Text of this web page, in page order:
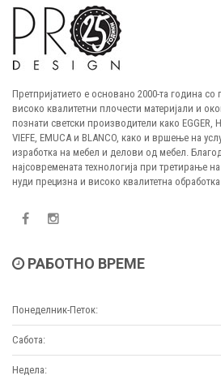
Претпријатието е основано 2000-та година со
високо квалитетни плочести материјали и
познати светски производители како EGGER,
VIEFE, EMUCA и BLANCO, како и вршење на
изработка на мебел и делови од мебел.
најсовремената технологија при третирање
нуди прецизна и високо квалитетна обработка
РАБОТНО ВРЕМЕ
Понеделник-Петок:
Сабота:
Недела: